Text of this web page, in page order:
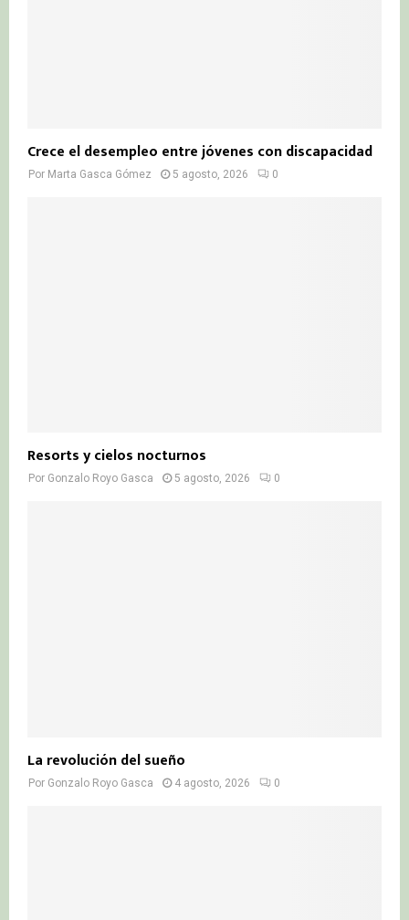
Crece el desempleo entre jóvenes con discapacidad
Por Marta Gasca Gómez 5 agosto, 2026 0
Resorts y cielos nocturnos
Por Gonzalo Royo Gasca 5 agosto, 2026 0
La revolución del sueño
Por Gonzalo Royo Gasca 4 agosto, 2026 0